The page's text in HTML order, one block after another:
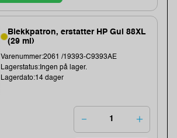
Blekkpatron, erstatter HP Gul 88XL
(29 ml)
Varenummer:2061 /19393-C9393AE
Lagerstatus:Ingen på lager.
Lagerdato:14 dager